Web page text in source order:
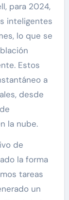
para 2024,
inteligentes
lo que se
Estos
a
desde
la nube.
de
la forma
tareas
un